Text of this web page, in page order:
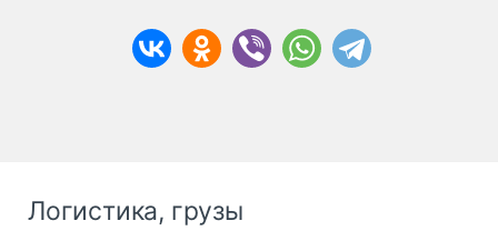
Логистика, грузы